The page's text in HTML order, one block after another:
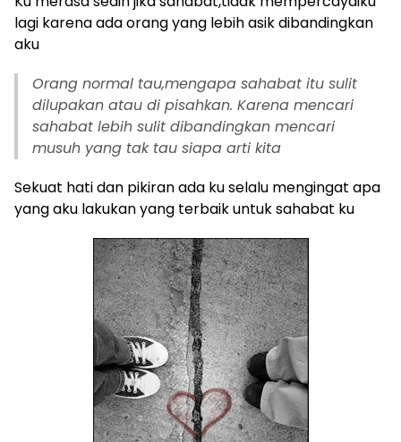
lagi karena ada orang yang lebih asik dibandingkan
aku
Orang normal tau,mengapa sahabat itu sulit
dilupakan atau di pisahkan. Karena mencari
sahabat lebih sulit dibandingkan mencari
musuh yang tak tau siapa arti kita
Sekuat hati dan pikiran ada ku selalu mengingat apa
yang aku lakukan yang terbaik untuk sahabat ku